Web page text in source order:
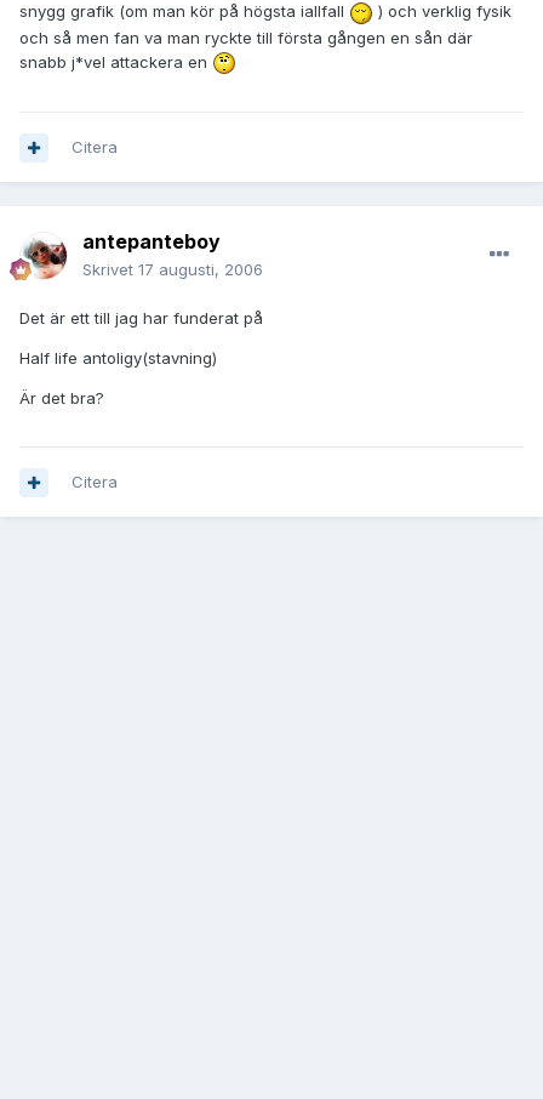
snygg grafik (om man kör på högsta iallfall
) och verklig fysik
och så men fan va man ryckte till första gången en sån där
snabb j*vel attackera en
Citera
antepanteboy
Skrivet 17 augusti, 2006
Det är ett till jag har funderat på
Half life antoligy(stavning)
Är det bra?
Citera